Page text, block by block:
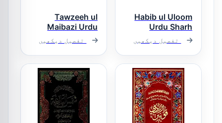
Habib ul Uloom
Urdu Sharh
Sullam ul Uloom
حبیب العلوم
اردو شرح سلم
العلوم
تفصیل دیکھیں
Tawzeeh ul
Maibazi Urdu
Sharh Maibazi
توضیح المیبذی
اردو شرح
المیبذی
تفصیل دیکھیں